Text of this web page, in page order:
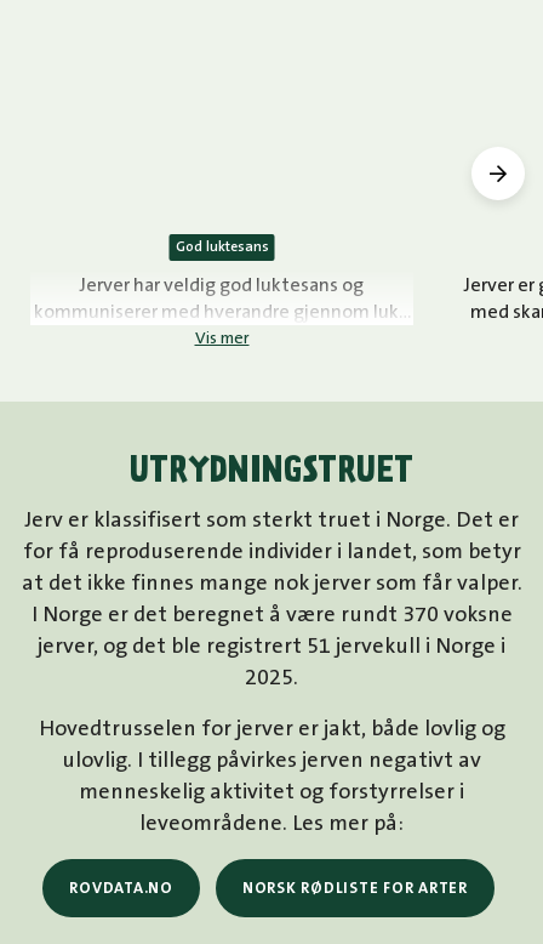
God luktesans
Jerver har veldig god luktesans og
kommuniserer med hverandre gjennom lukt.
De kan også lage lyd, som fresing og knurring.
Vis mer
Jerver er
med
UTRYDNINGSTRUET
Jerv er klassifisert som sterkt truet i Norge. Det er
for få reproduserende individer i landet, som betyr
at det ikke finnes mange nok jerver som får valper.
I Norge er det beregnet å være rundt 370 voksne
jerver, og det ble registrert 51 jervekull i Norge i
2025.
Hovedtrusselen for jerver er jakt, både lovlig og
ulovlig. I tillegg påvirkes jerven negativt av
menneskelig aktivitet og forstyrrelser i
leveområdene. Les mer på:
ROVDATA.NO NORSK RØDLISTE FOR ARTER